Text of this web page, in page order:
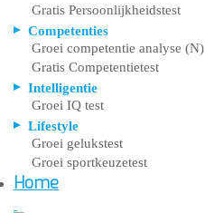
Gratis Persoonlijkheidstest
Competenties
Groei competentie analyse (N)
Gratis Competentietest
Intelligentie
Groei IQ test
Lifestyle
Groei gelukstest
Groei sportkeuzetest
Home